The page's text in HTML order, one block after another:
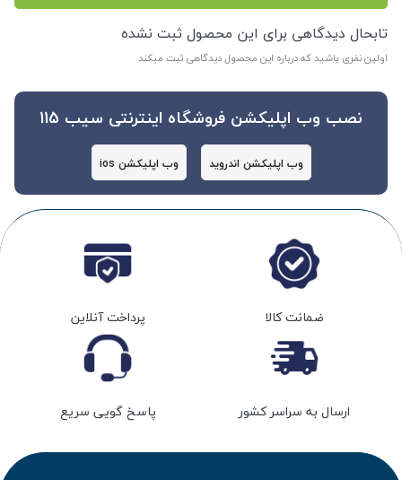
تابحال دیدگاهی برای این محصول ثبت نشده
اولین نفری باشید که درباره این محصول دیدگاهی ثبت میکند
نصب وب اپلیکشن فروشگاه اینترنتی سیب 115
وب اپلیکشن اندروید وب اپلیکشن ios
ضمانت کالا پرداخت آنلاین
ارسال به سراسر کشور پاسخ گویی سریع